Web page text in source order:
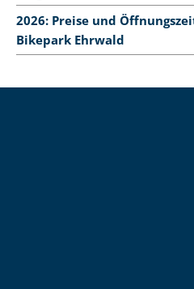
2026: Preise und
Bikepark Ehrwald